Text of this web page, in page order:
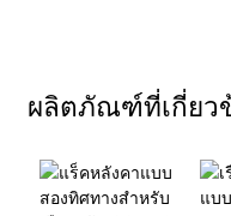
ผลิตภัณฑ์ที่เกี่ยว